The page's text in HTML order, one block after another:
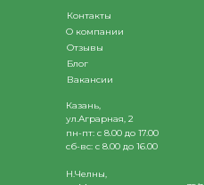
Н.Челны,
сб-вс: с 8.00 до 16.00
пн-пт: с 8.00 до 17.00
Казань,
ул.Аграрная, 2
Контакты
О компании
Отзывы
Вакансии
Блог